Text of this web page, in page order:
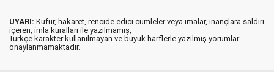
UYARI: Küfür, hakaret, rencide edici cümleler veya imalar, inançlara saldırı
içeren, imla kuralları ile yazılmamış,
Türkçe karakter kullanılmayan ve büyük harflerle yazılmış yorumlar
onaylanmamaktadır.